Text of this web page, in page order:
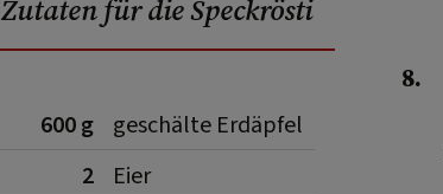
Zutaten für die Speckrösti
600 g
geschälte Erdäpfel
2
Eier